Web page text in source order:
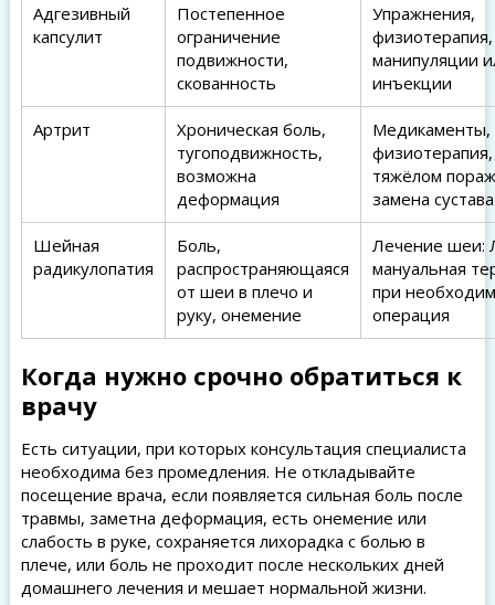
Адгезивный
капсулит
Постепенное
ограничение
подвижности,
скованность
Упражнения,
манипуляции
инъекции
Артрит
Хроническая боль,
тугоподвижность,
возможна
деформация
Медикаменты,
тяжёлом
замена сустава
Шейная
радикулопатия
Боль,
распространяющаяся
от шеи в плечо и
руку, онемение
Лечение шеи:
мануальная
при
операция
Когда нужно срочно обратиться к
врачу
Есть ситуации, при которых консультация специалиста
необходима без промедления. Не откладывайте
посещение врача, если появляется сильная боль после
травмы, заметна деформация, есть онемение или
слабость в руке, сохраняется лихорадка с болью в
плече, или боль не проходит после нескольких дней
домашнего лечения и мешает нормальной жизни.